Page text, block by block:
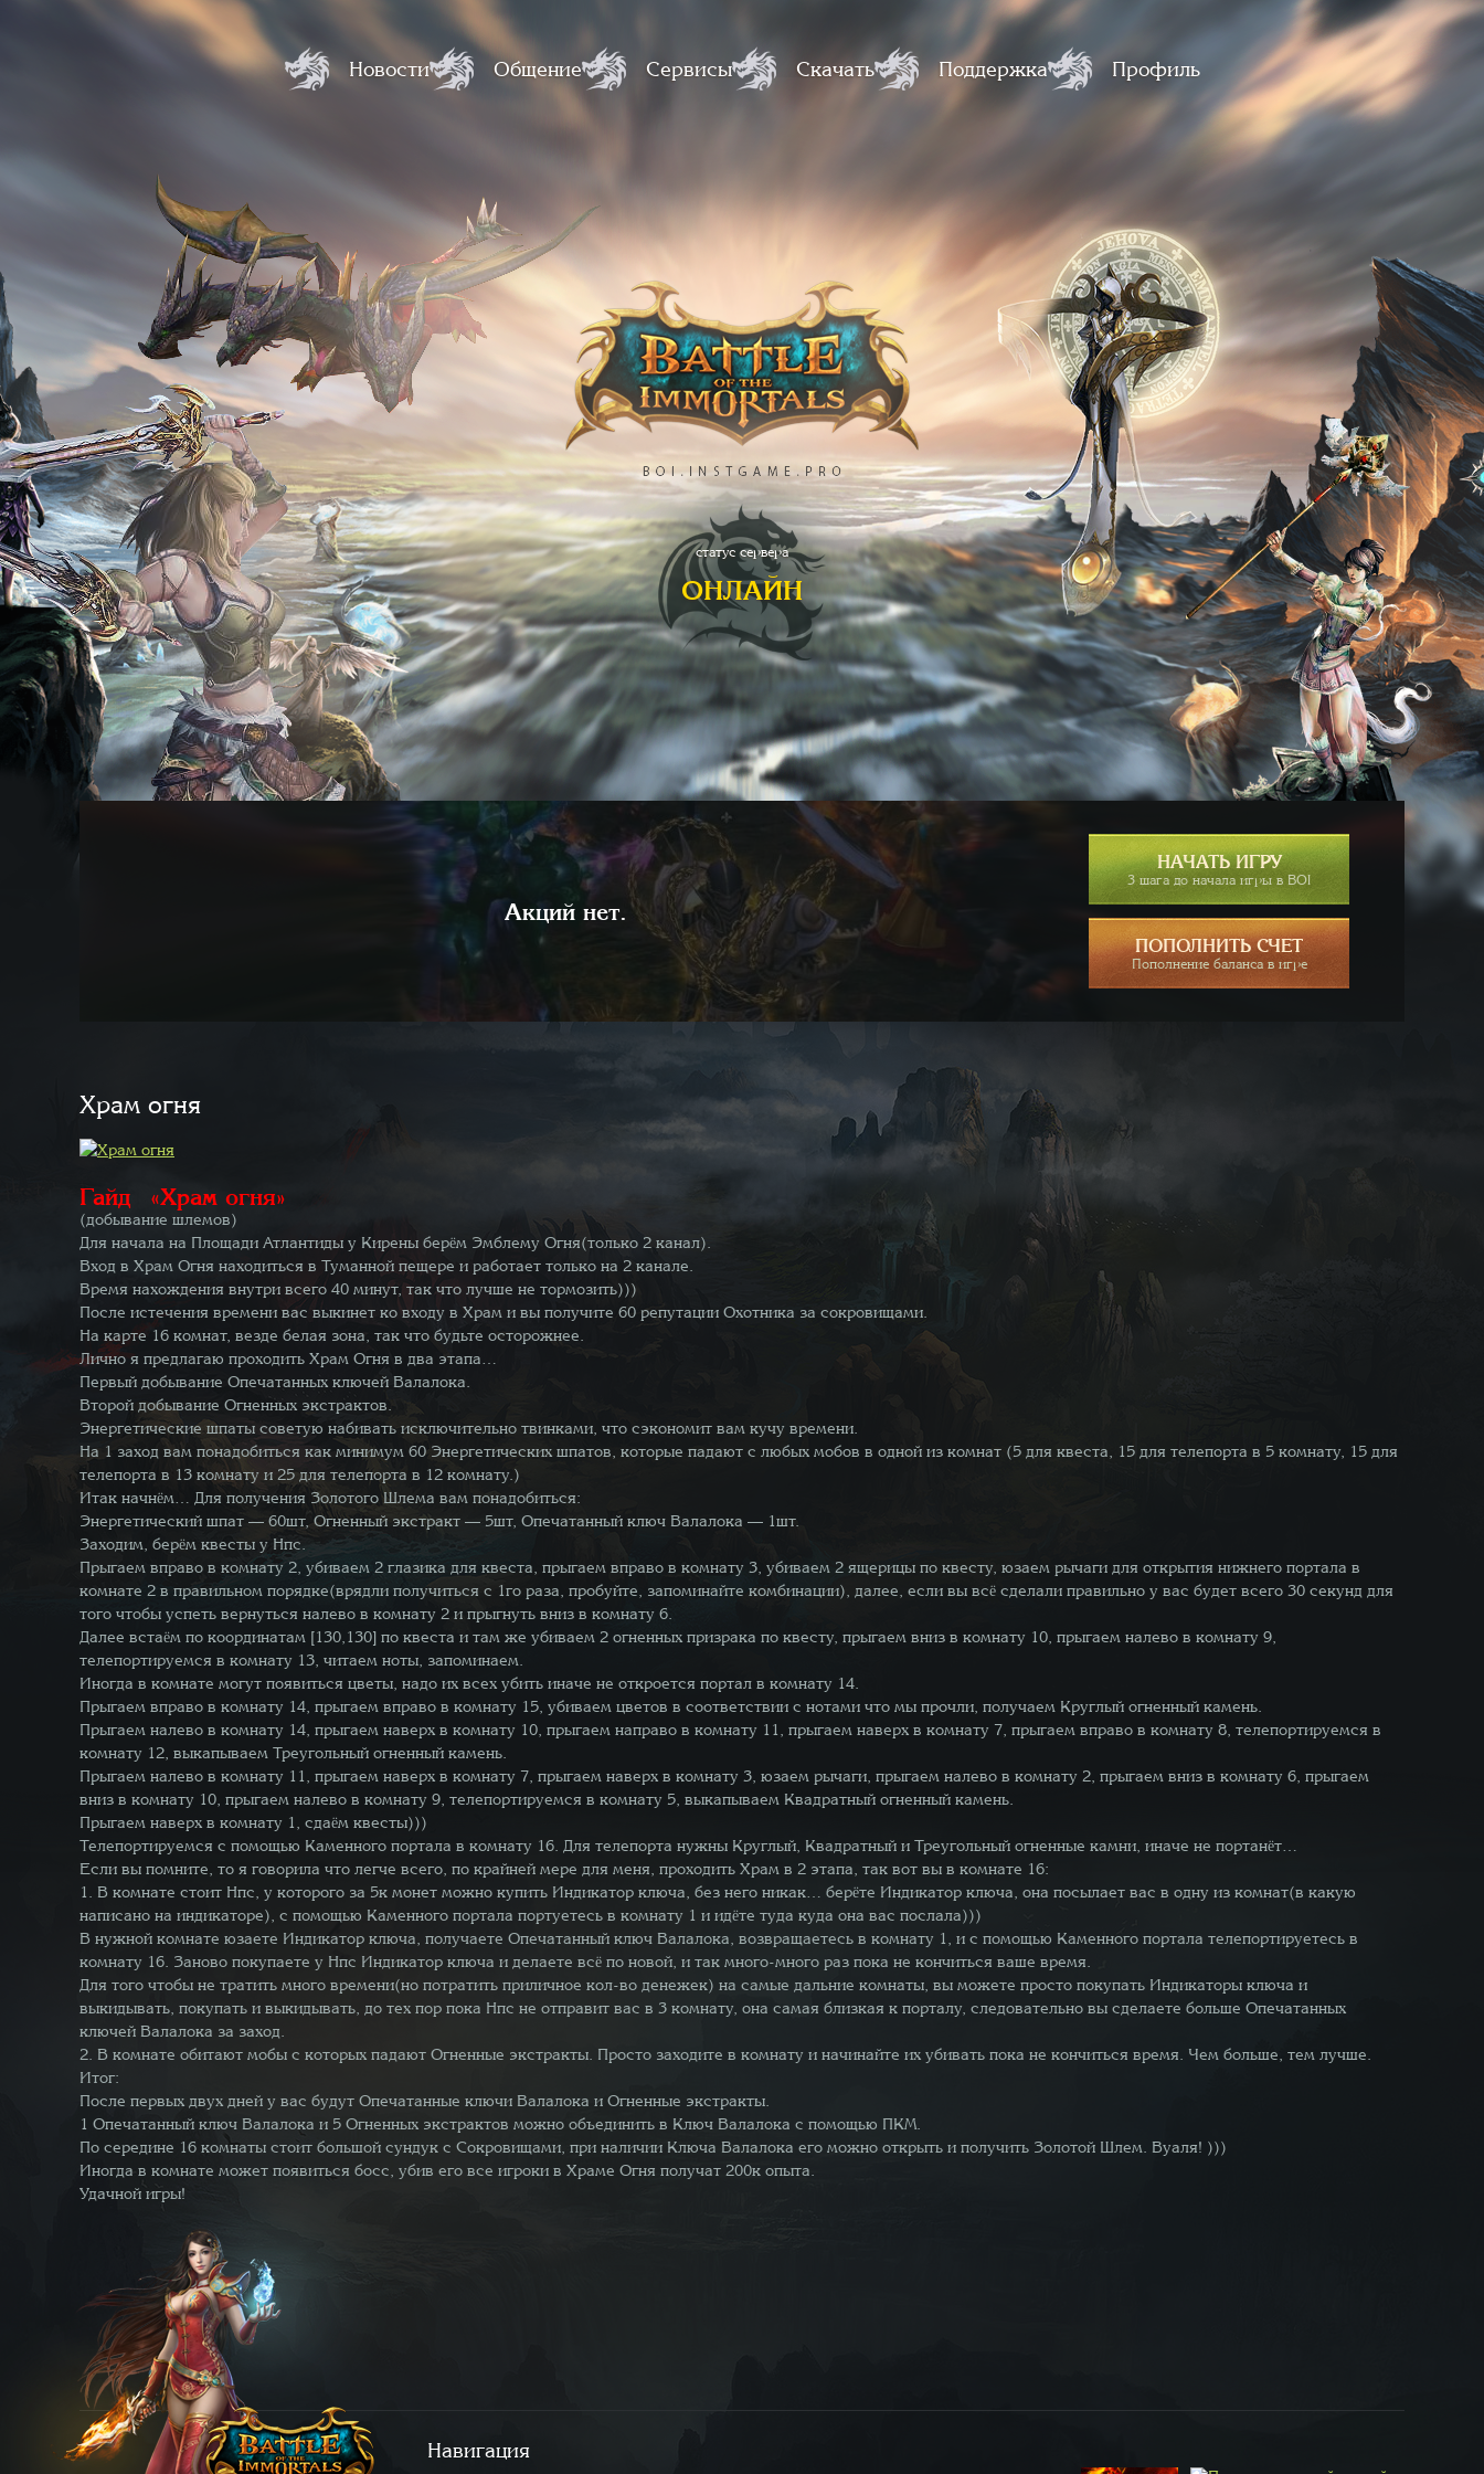
Новости Общение Сервисы Скачать Поддержка Профиль
статус сервера
ОНЛАЙН
Акций нет.
НАЧАТЬ ИГРУ
3 шага до начала игры в BOI
ПОПОЛНИТЬ СЧЕТ
Пополнение баланса в игре
Храм огня
Гайд «Храм огня»
(добывание шлемов)
Для начала на Площади Атлантиды у Кирены берём Эмблему Огня(только 2 канал).
Вход в Храм Огня находиться в Туманной пещере и работает только на 2 канале.
Время нахождения внутри всего 40 минут, так что лучше не тормозить)))
После истечения времени вас выкинет ко входу в Храм и вы получите 60 репутации Охотника за сокровищами.
На карте 16 комнат, везде белая зона, так что будьте осторожнее.
Лично я предлагаю проходить Храм Огня в два этапа…
Первый добывание Опечатанных ключей Валалока.
Второй добывание Огненных экстрактов.
Энергетические шпаты советую набивать исключительно твинками, что сэкономит вам кучу времени.
На 1 заход вам понадобиться как минимум 60 Энергетических шпатов, которые падают с любых мобов в одной из комнат (5 для квеста, 15 для телепорта в 5 комнату, 15 для
телепорта в 13 комнату и 25 для телепорта в 12 комнату.)
Итак начнём… Для получения Золотого Шлема вам понадобиться:
Энергетический шпат — 60шт, Огненный экстракт — 5шт, Опечатанный ключ Валалока — 1шт.
Заходим, берём квесты у Нпс.
Прыгаем вправо в комнату 2, убиваем 2 глазика для квеста, прыгаем вправо в комнату 3, убиваем 2 ящерицы по квесту, юзаем рычаги для открытия нижнего портала в
комнате 2 в правильном порядке(врядли получиться с 1го раза, пробуйте, запоминайте комбинации), далее, если вы всё сделали правильно у вас будет всего 30 секунд для
того чтобы успеть вернуться налево в комнату 2 и прыгнуть вниз в комнату 6.
Далее встаём по координатам [130,130] по квеста и там же убиваем 2 огненных призрака по квесту, прыгаем вниз в комнату 10, прыгаем налево в комнату 9,
телепортируемся в комнату 13, читаем ноты, запоминаем.
Иногда в комнате могут появиться цветы, надо их всех убить иначе не откроется портал в комнату 14.
Прыгаем вправо в комнату 14, прыгаем вправо в комнату 15, убиваем цветов в соответствии с нотами что мы прочли, получаем Круглый огненный камень.
Прыгаем налево в комнату 14, прыгаем наверх в комнату 10, прыгаем направо в комнату 11, прыгаем наверх в комнату 7, прыгаем вправо в комнату 8, телепортируемся в
комнату 12, выкапываем Треугольный огненный камень.
Прыгаем налево в комнату 11, прыгаем наверх в комнату 7, прыгаем наверх в комнату 3, юзаем рычаги, прыгаем налево в комнату 2, прыгаем вниз в комнату 6, прыгаем
вниз в комнату 10, прыгаем налево в комнату 9, телепортируемся в комнату 5, выкапываем Квадратный огненный камень.
Прыгаем наверх в комнату 1, сдаём квесты)))
Телепортируемся с помощью Каменного портала в комнату 16. Для телепорта нужны Круглый, Квадратный и Треугольный огненные камни, иначе не портанёт…
Если вы помните, то я говорила что легче всего, по крайней мере для меня, проходить Храм в 2 этапа, так вот вы в комнате 16:
1. В комнате стоит Нпс, у которого за 5к монет можно купить Индикатор ключа, без него никак… берёте Индикатор ключа, она посылает вас в одну из комнат(в какую
написано на индикаторе), с помощью Каменного портала портуетесь в комнату 1 и идёте туда куда она вас послала)))
В нужной комнате юзаете Индикатор ключа, получаете Опечатанный ключ Валалока, возвращаетесь в комнату 1, и с помощью Каменного портала телепортируетесь в
комнату 16. Заново покупаете у Нпс Индикатор ключа и делаете всё по новой, и так много-много раз пока не кончиться ваше время.
Для того чтобы не тратить много времени(но потратить приличное кол-во денежек) на самые дальние комнаты, вы можете просто покупать Индикаторы ключа и
выкидывать, покупать и выкидывать, до тех пор пока Нпс не отправит вас в 3 комнату, она самая близкая к порталу, следовательно вы сделаете больше Опечатанных
ключей Валалока за заход.
2. В комнате обитают мобы с которых падают Огненные экстракты. Просто заходите в комнату и начинайте их убивать пока не кончиться время. Чем больше, тем лучше.
Итог:
После первых двух дней у вас будут Опечатанные ключи Валалока и Огненные экстракты.
1 Опечатанный ключ Валалока и 5 Огненных экстрактов можно объединить в Ключ Валалока с помощью ПКМ.
По середине 16 комнаты стоит большой сундук с Сокровищами, при наличии Ключа Валалока его можно открыть и получить Золотой Шлем. Вуаля! )))
Иногда в комнате может появиться босс, убив его все игроки в Храме Огня получат 200к опыта.
Удачной игры!
Навигация